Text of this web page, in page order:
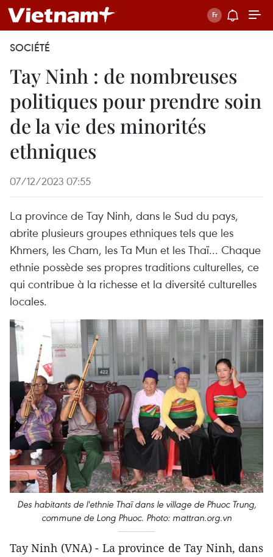
SOCIÉTÉ
Tay Ninh : de nombreuses
politiques pour prendre soin
de la vie des minorités
ethniques
07/12/2023 07:55
La province de Tay Ninh, dans le Sud du pays,
abrite plusieurs groupes ethniques tels que les
Khmers, les Cham, les Ta Mun et les Thaï... Chaque
ethnie possède ses propres traditions culturelles, ce
qui contribue à la richesse et la diversité culturelles
locales.
Des habitants de l'ethnie Thaï dans le village de Phuoc Trung,
commune de Long Phuoc. Photo: mattran.org.vn
Tay Ninh (VNA) - La province de Tay Ninh, dans